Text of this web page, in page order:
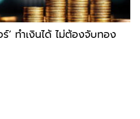
’ ทำเงินได้ ไม่ต้องจับทอง